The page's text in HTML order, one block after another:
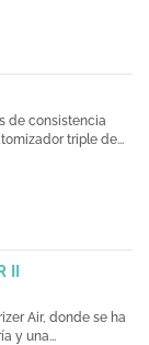
de consistencia
triple de...
II
Air, donde se ha
y una...